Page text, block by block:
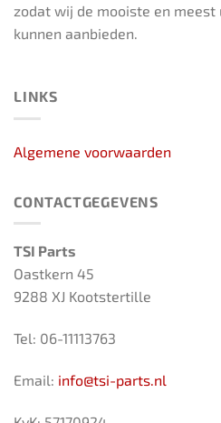
zodat wij de mooiste en meest
kunnen aanbieden.
LINKS
Algemene voorwaarden
CONTACTGEGEVENS
TSI Parts
Oastkern 45
9288 XJ Kootstertille
Tel: 06-11113763
Email: info@tsi-parts.nl